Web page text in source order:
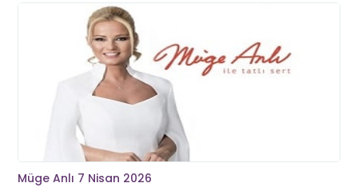
Müge Anlı 7 Nisan 2026